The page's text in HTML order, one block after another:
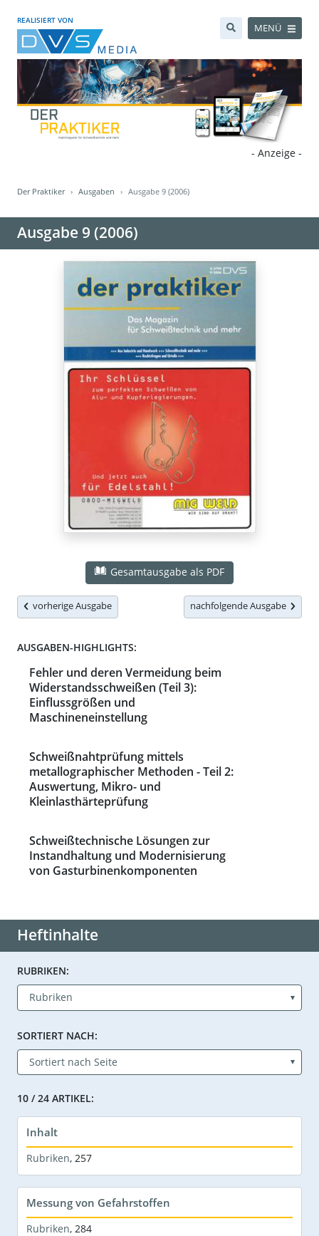
REALISIERT VON
MENÜ
- Anzeige -
Der Praktiker Ausgaben Ausgabe 9 (2006)
Ausgabe 9 (2006)
Gesamtausgabe als PDF
vorherige Ausgabe nachfolgende Ausgabe
AUSGABEN-HIGHLIGHTS:
Fehler und deren Vermeidung beim
Widerstandsschweißen (Teil 3):
Einflussgrößen und
Maschineneinstellung
Schweißnahtprüfung mittels
metallographischer Methoden - Teil 2:
Auswertung, Mikro- und
Kleinlasthärteprüfung
Schweißtechnische Lösungen zur
Instandhaltung und Modernisierung
von Gasturbinenkomponenten
Heftinhalte
RUBRIKEN:
SORTIERT NACH:
10 / 24 ARTIKEL:
Inhalt
Rubriken, 257
Messung von Gefahrstoffen
Rubriken, 284